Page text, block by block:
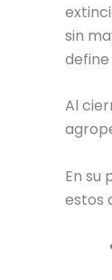
sin
Al
En su
estos